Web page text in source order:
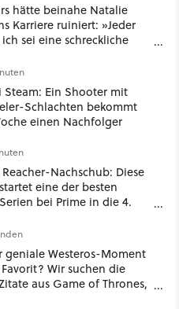
hätte beinahe Natalie
Karriere ruiniert: »Jeder
sei eine schreckliche
Steam: Ein Shooter mit
Schlachten bekommt
einen Nachfolger
Nachschub: Diese
eine der besten
bei Prime in die 4.
geniale Westeros-Moment
Wir suchen die
aus Game of Thrones,